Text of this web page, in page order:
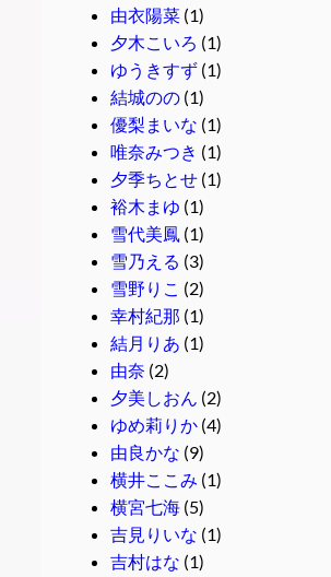
由衣陽菜(1)
夕木こいろ (1)
ゆうきすず(1)
結城のの(1)
優梨まいな (1)
唯奈みつき (1)
夕季ちとせ(1)
裕木まゆ (1)
雪代美鳳 (1)
雪乃える (3)
雪野りこ (2)
幸村紀那 (1)
結月りあ (1)
由奈 (2)
夕美しおん (2)
ゆめ莉りか(4)
由良かな (9)
横井ここみ (1)
横宮七海(5)
吉見りいな (1)
吉村はな (1)